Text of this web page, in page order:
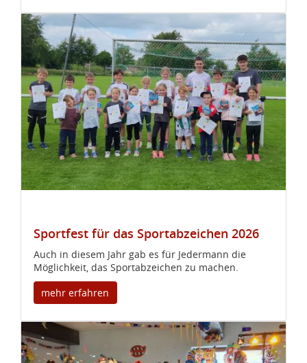
Sportfest für das Sportabzeichen 2026
Auch in diesem Jahr gab es für Jedermann die
Möglichkeit, das Sportabzeichen zu machen.
mehr erfahren